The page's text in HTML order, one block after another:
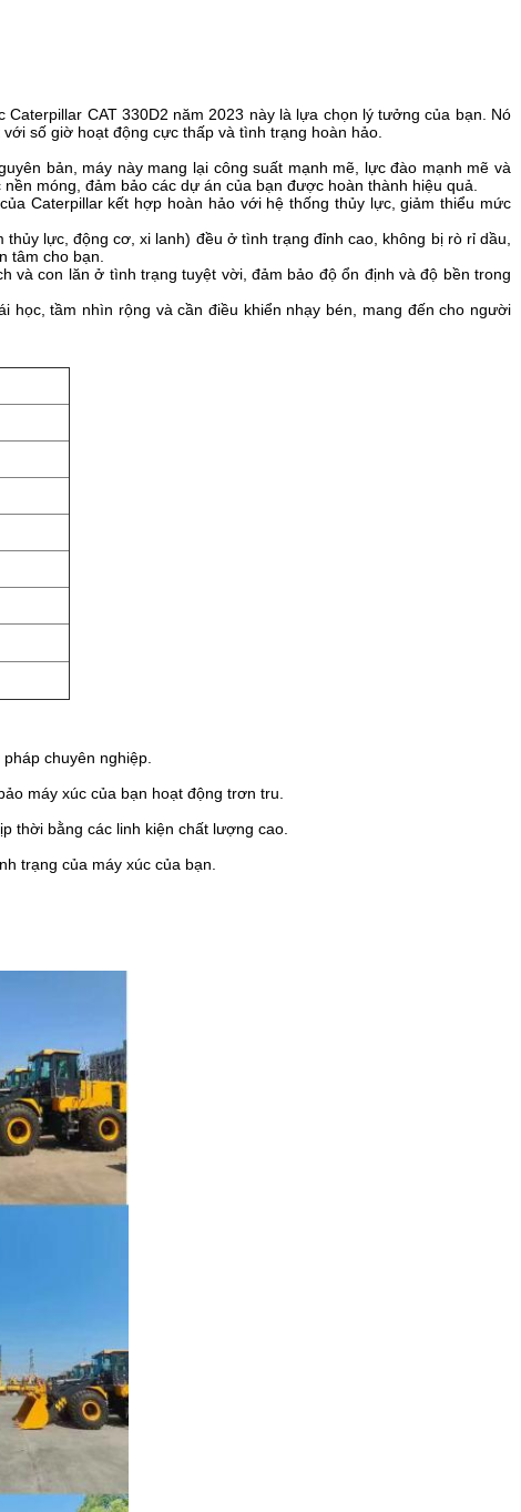
CAT 330D2 năm 2023 này là lựa chọn lý tưởng của bạn. Nó
số giờ hoạt động cực thấp và tình trạng hoàn hảo.
bản, máy này mang lại công suất mạnh mẽ, lực đào mạnh mẽ và
móng, đảm bảo các dự án của bạn được hoàn thành hiệu quả.
Caterpillar kết hợp hoàn hảo với hệ thống thủy lực, giảm thiểu mức
lực, động cơ, xi lanh) đều ở tình trạng đỉnh cao, không bị rò rỉ dầu,
tâm cho bạn.
và con lăn ở tình trạng tuyệt vời, đảm bảo độ ổn định và độ bền trong
học, tầm nhìn rộng và cần điều khiển nhạy bén, mang đến cho người
chuyên nghiệp.
máy xúc của bạn hoạt động trơn tru.
thời bằng các linh kiện chất lượng cao.
trạng của máy xúc của bạn.